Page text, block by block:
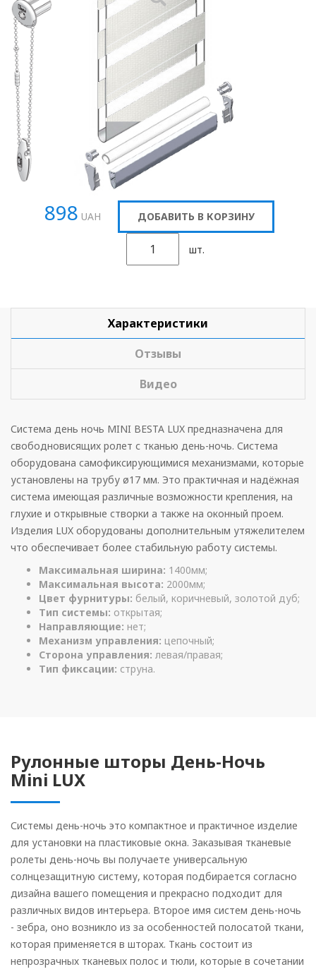
898 UAH ДОБАВИТЬ В КОРЗИНУ
шт.
Характеристики
Отзывы
Видео
Система день ночь MINI BESTA LUX предназначена для
свободновисящих ролет с тканью день-ночь. Система
оборудована самофиксирующимися механизмами, которые
установлены на трубу ø17 мм. Это практичная и надёжная
система имеющая различные возможности крепления, на
глухие и открывные створки а также на оконный проем.
Изделия LUX оборудованы дополнительным утяжелителем
что обеспечивает более стабильную работу системы.
Максимальная ширина: 1400мм;
Максимальная высота: 2000мм;
Цвет фурнитуры: белый, коричневый, золотой дуб;
Тип системы: открытая;
Направляющие: нет;
Механизм управления: цепочный;
Сторона управления: левая/правая;
Тип фиксации: струна.
Рулонные шторы День-Ночь
Mini LUX
Системы день-ночь это компактное и практичное изделие
для установки на пластиковые окна. Заказывая тканевые
ролеты день-ночь вы получаете универсальную
солнцезащитную систему, которая подбирается согласно
дизайна вашего помещения и прекрасно подходит для
различных видов интерьера. Второе имя систем день-ночь
- зебра, оно возникло из за особенностей полосатой ткани,
которая применяется в шторах. Ткань состоит из
непрозрачных тканевых полос и тюли, которые в сочетании